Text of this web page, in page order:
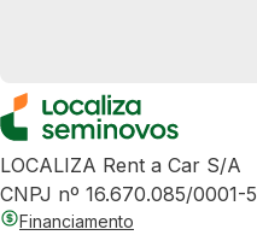
LOCALIZA Rent a Car S/A
CNPJ nº 16.670.085/0001-
Financiamento